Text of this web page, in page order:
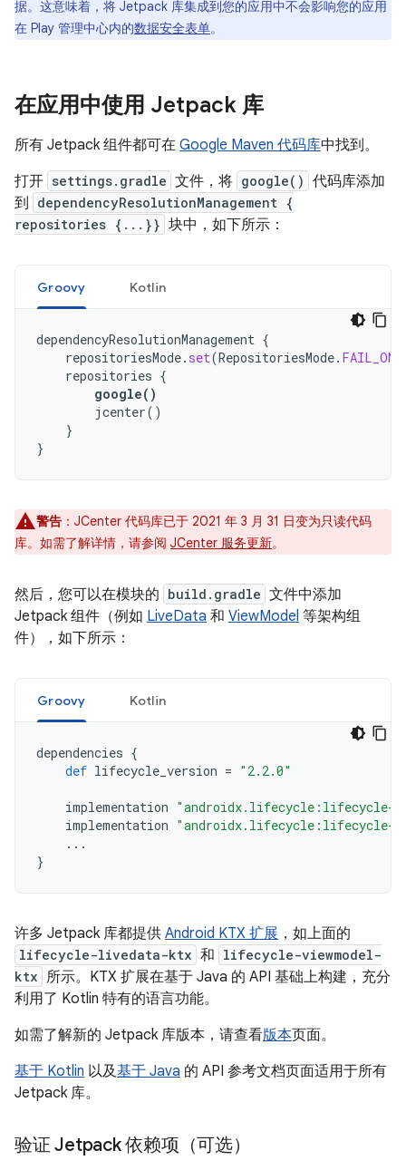
据。这意味着，将 Jetpack 库集成到您的应用中不会影响您的应用
在 Play 管理中心内的数据安全表单。
在应用中使用 Jetpack 库
所有 Jetpack 组件都可在 Google Maven 代码库中找到。
打开 settings.gradle 文件，将 google() 代码库添加
到
dependencyResolutionManagement {
repositories {...}} 块中，如下所示：
Groovy Kotlin
dependencyResolutionManagement {
repositoriesMode. set(RepositoriesMode.
repositories {
google()
jcenter()
}
}
警告 ：JCenter 代码库已于 2021 年 3 月 31 日变为只读代码
库。如需了解详情，请参阅 JCenter 服务更新。
然后，您可以在模块的 build.gradle 文件中添加
Jetpack 组件（例如 LiveData 和 ViewModel 等架构组
件），如下所示：
Groovy Kotlin
dependencies {
def lifecycle_version = "2.2.0"
implementation "androidx.lifecycle:lifecycle-
implementation "androidx.lifecycle:lifecycle-
...
}
许多 Jetpack 库都提供 Android KTX 扩展 ，如上面的
lifecycle-livedata-ktx 和 lifecycle-viewmodel-
ktx 所示。KTX 扩展在基于 Java 的 API 基础上构建，充分
利用了 Kotlin 特有的语言功能。
如需了解新的 Jetpack 库版本，请查看版本页面。
基于 Kotlin 以及基于 Java 的 API 参考文档页面适用于所有
Jetpack 库。
验证 Jetpack 依赖项（可选）